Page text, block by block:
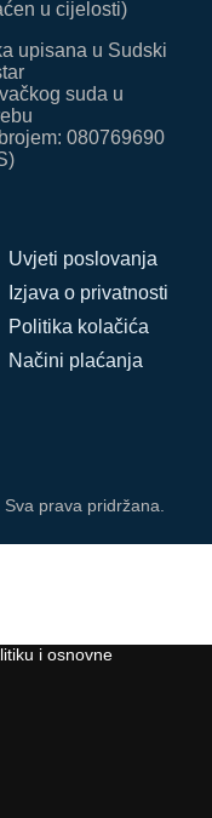
u cijelosti)
upisana u Sudski
suda u
080769690
Uvjeti poslovanja
Izjava o privatnosti
Politika kolačića
Načini plaćanja
prava pridržana.
i osnovne